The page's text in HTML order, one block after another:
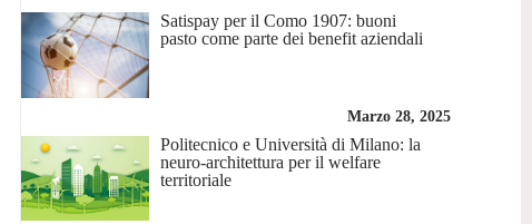
Satispay per il Como 1907: buoni
pasto come parte dei benefit aziendali
Marzo 28, 2025
Politecnico e Università di Milano: la
neuro-architettura per il welfare
territoriale